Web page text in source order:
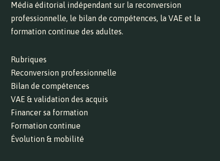
Média éditorial indépendant sur la reconversion
professionnelle, le bilan de compétences, la VAE et la
formation continue des adultes.
Rubriques
Reconversion professionnelle
Bilan de compétences
VAE & validation des acquis
Financer sa formation
Formation continue
Évolution & mobilité